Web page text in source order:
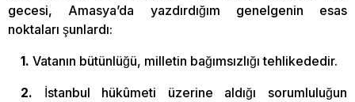
gecesi, Amasya’da yazdırdığım genelgenin esas
noktaları şunlardı:
1. Vatanın bütünlüğü, milletin bağımsızlığı tehlikededir.
2. İstanbul hükûmeti üzerine aldığı sorumluluğun